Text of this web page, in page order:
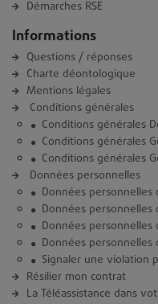
Démarches RSE
Informations
Questions / réponses
Charte déontologique
Mentions légales
Conditions générales
Conditions générales
Conditions générales
Conditions générales
Données personnelles
Données
Données personnelles
Données personnelles
Données personnelles
Signaler une violation
Résilier mon contrat
La Téléassistance dans